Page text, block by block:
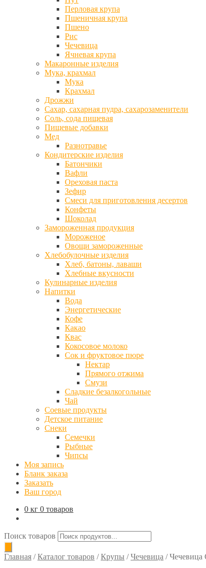
Перловая крупа
Пшеничная крупа
Пшено
Рис
Чечевица
Ячневая крупа
Макаронные изделия
Мука, крахмал
Мука
Крахмал
Дрожжи
Сахар, сахарная пудра, сахарозаменители
Соль, сода пищевая
Пищевые добавки
Мед
Разнотравье
Кондитерские изделия
Батончики
Вафли
Ореховая паста
Зефир
Смеси для приготовления десертов
Конфеты
Шоколад
Замороженная продукция
Мороженое
Овощи замороженные
Хлебобулочные изделия
Хлеб, батоны, лаваши
Хлебные вкусности
Кулинарные изделия
Напитки
Вода
Энергетические
Кофе
Какао
Квас
Кокосовое молоко
Сок и фруктовое пюре
Нектар
Прямого отжима
Смузи
Сладкие безалкогольные
Чай
Соевые продукты
Детское питание
Снеки
Семечки
Рыбные
Чипсы
Моя запись
Бланк заказа
Заказать
Ваш город
0 кг 0 товаров
Поиск товаров
Главная /Каталог товаров /Крупы /Чечевица /Чечевица